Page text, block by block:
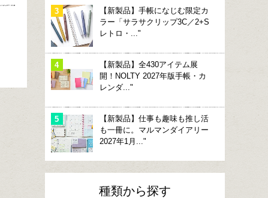
【新製品】手帳になじむ限定カ
ラー「サラサクリップ3C／2+S
レトロ・..."
【新製品】全430アイテム展
開！NOLTY 2027年版手帳・カ
レンダ..."
【新製品】仕事も趣味も推し活
も一冊に。マルマンダイアリー
2027年1月..."
種類から探す